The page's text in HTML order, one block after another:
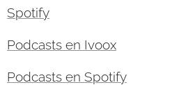
Spotify
Podcasts en Ivoox
Podcasts en Spotify